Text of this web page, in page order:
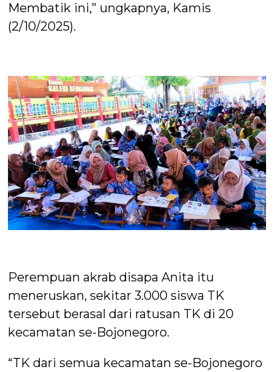
Membatik ini,” ungkapnya, Kamis
(2/10/2025).
Perempuan akrab disapa Anita itu
meneruskan, sekitar 3.000 siswa TK
tersebut berasal dari ratusan TK di 20
kecamatan se-Bojonegoro.
“TK dari semua kecamatan se-Bojonegoro